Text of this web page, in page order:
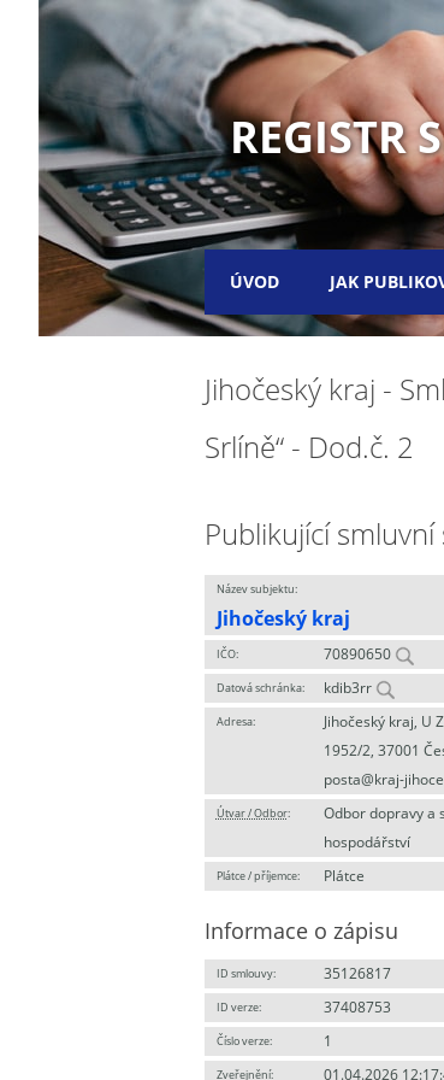
REGISTR
ÚVOD JAK
Jihočeský kraj -
Srlíně“ - Dod.č. 2
Publikující smluvní
Název subjektu:
Jihočeský kraj
IČO: 70890650
Datová schránka: kdib3rr
Adresa:
Jihočeský kraj, U
1952/2, 37001
posta@kraj-
Útvar / Odbor:
Odbor dopravy a
hospodářství
Plátce / příjemce: Plátce
Informace o zápisu
ID smlouvy: 35126817
ID verze: 37408753
Číslo verze: 1
Zveřejnění: 01.04.2026